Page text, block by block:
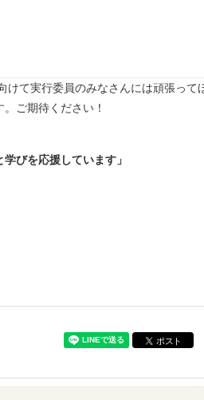
けて実行委員のみなさんには頑張っ
ご期待ください！
びを応援しています」